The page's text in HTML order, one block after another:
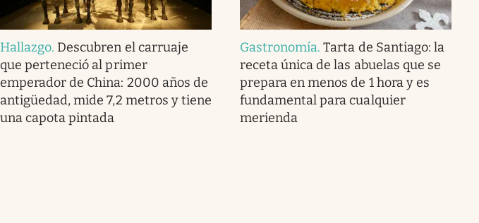
Hallazgo. Descubren el carruaje
que perteneció al primer
emperador de China: 2000 años de
antigüedad, mide 7,2 metros y tiene
una capota pintada
Gastronomía.Tarta de Santiago: la
receta única de las abuelas que se
prepara en menos de 1 hora y es
fundamental para cualquier
merienda